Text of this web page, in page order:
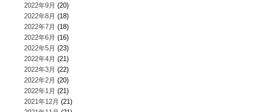
2022年9月 (20)
2022年8月 (18)
2022年7月 (18)
2022年6月 (16)
2022年5月 (23)
2022年4月 (21)
2022年3月 (22)
2022年2月 (20)
2022年1月 (21)
2021年12月 (21)